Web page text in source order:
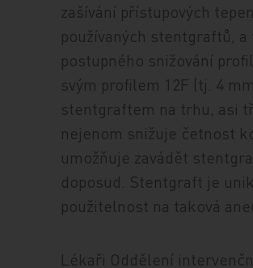
zašívání přístupových
používaných stentgraftů,
postupného snižování
svým profilem 12F (tj. 4
stentgraftem na trhu, asi
nejenom snižuje četnost
umožňuje zavádět
doposud. Stentgraft je
použitelnost na taková
Lékaři Oddělení